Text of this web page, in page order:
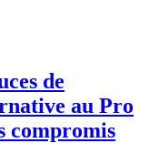
de
au Pro
compromis